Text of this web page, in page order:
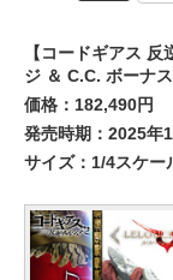
【コードギアス
ジ ＆ C.C. ボーナス
価格：182,490円
発売時期：2025年1
サイズ：1/4スケー